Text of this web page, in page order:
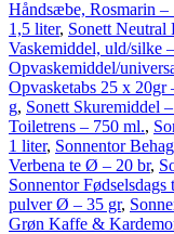
Håndsæbe, Rosmarin –
1,5 liter, Sonett Neutral
Vaskemiddel, uld/silke
Opvaskemiddel/
Opvasketabs 25 x 20gr
g, Sonett Skuremiddel
Toiletrens – 750 ml.,
1 liter, Sonnentor
Verbena te Ø – 20 br,
Sonnentor
pulver Ø – 35 gr,
Grøn Kaffe &